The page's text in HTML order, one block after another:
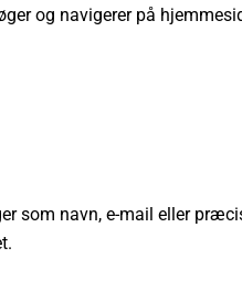
og navigerer på
som navn, e-mail eller